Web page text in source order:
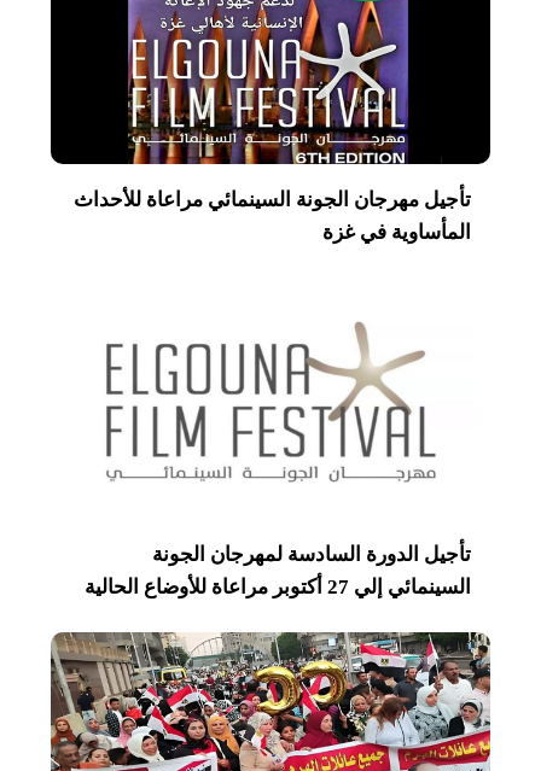
تأجيل مهرجان الجونة السينمائي مراعاة للأحداث
المأساوية في غزة
تأجيل الدورة السادسة لمهرجان الجونة
السينمائي إلي 27 أكتوبر مراعاة للأوضاع الحالية